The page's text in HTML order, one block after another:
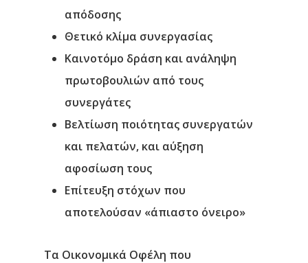
απόδοσης
Θετικό κλίμα συνεργασίας
Καινοτόμο δράση και ανάληψη
πρωτοβουλιών από τους
συνεργάτες
Βελτίωση ποιότητας συνεργατών
και πελατών, και αύξηση
αφοσίωση τους
Επίτευξη στόχων που
αποτελούσαν «άπιαστο όνειρο»
Τα Οικονομικά Οφέλη που